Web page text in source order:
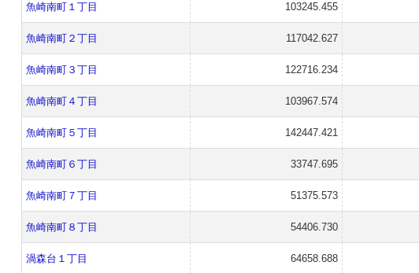
魚崎南町１丁目 103245.455
魚崎南町２丁目 117042.627
魚崎南町３丁目 122716.234
魚崎南町４丁目 103967.574
魚崎南町５丁目 142447.421
魚崎南町６丁目 33747.695
魚崎南町７丁目 51375.573
魚崎南町８丁目 54406.730
渦森台１丁目 64658.688